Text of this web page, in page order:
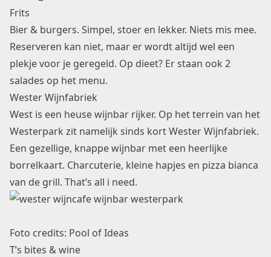
Frits
Bier & burgers. Simpel, stoer en lekker. Niets mis mee.
Reserveren kan niet, maar er wordt altijd wel een
plekje voor je geregeld. Op dieet? Er staan ook 2
salades op het menu.
Wester Wijnfabriek
West is een heuse wijnbar rijker. Op het terrein van het
Westerpark zit namelijk sinds kort Wester Wijnfabriek.
Een gezellige, knappe wijnbar met een heerlijke
borrelkaart. Charcuterie, kleine hapjes en pizza bianca
van de grill. That’s all i need.
Foto credits: Pool of Ideas
T’s bites & wine